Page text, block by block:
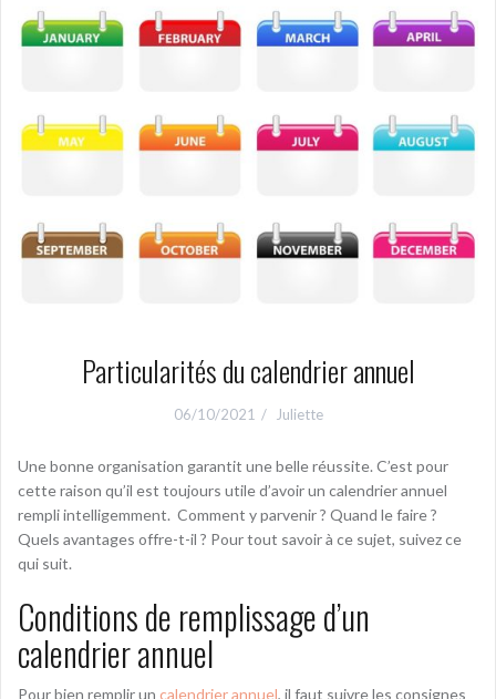
Particularités du calendrier annuel
06/10/2021 Juliette
Une bonne organisation garantit une belle réussite. C’est pour
cette raison qu’il est toujours utile d’avoir un calendrier annuel
rempli intelligemment. Comment y parvenir ? Quand le faire ?
Quels avantages offre-t-il ? Pour tout savoir à ce sujet, suivez ce
qui suit.
Conditions de remplissage d’un
calendrier annuel
Pour bien remplir un calendrier annuel, il faut suivre les consignes